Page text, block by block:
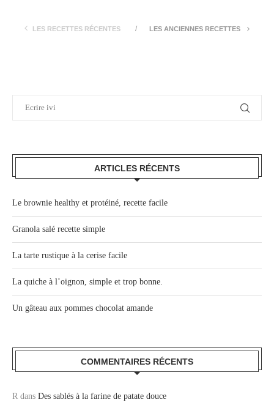
LES RECETTES RÉCENTES LES ANCIENNES RECETTES
ARTICLES RÉCENTS
Le brownie healthy et protéiné, recette facile
Granola salé recette simple
La tarte rustique à la cerise facile
La quiche à l’oignon, simple et trop bonne.
Un gâteau aux pommes chocolat amande
COMMENTAIRES RÉCENTS
R dans Des sablés à la farine de patate douce